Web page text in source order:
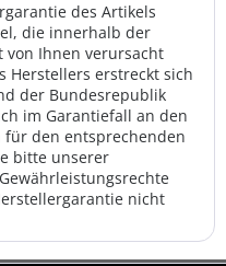
des Artikels
die innerhalb der
von Ihnen verursacht
Herstellers erstreckt sich
der Bundesrepublik
im Garantiefall an den
für den entsprechenden
bitte unserer
nicht